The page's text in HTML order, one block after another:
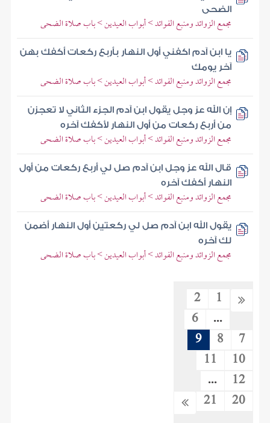
الضحى
مجمع الزوائد ومنبع الفوائد > أبواب العيدين > باب صلاة الضحى
يا ابن آدم اكفني أول النهار بأربع ركعات أكفك بهن
آخر يومك
مجمع الزوائد ومنبع الفوائد > أبواب العيدين > باب صلاة الضحى
إن الله عز وجل يقول ابن آدم الجزء الثاني لا تعجزن
من أربع ركعات من أول النهار لأكفك آخره
مجمع الزوائد ومنبع الفوائد > أبواب العيدين > باب صلاة الضحى
قال الله عز وجل ابن آدم صل لي أربع ركعات من أول
النهار أكفك آخره
مجمع الزوائد ومنبع الفوائد > أبواب العيدين > باب صلاة الضحى
يقول الله ابن آدم صل لي ركعتين أول النهار أضمن
لك آخره
مجمع الزوائد ومنبع الفوائد > أبواب العيدين > باب صلاة الضحى
1
2
...
6
7
8
9
10
11
12
...
20
21